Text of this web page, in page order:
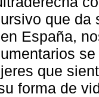
que
España,
que
forma de